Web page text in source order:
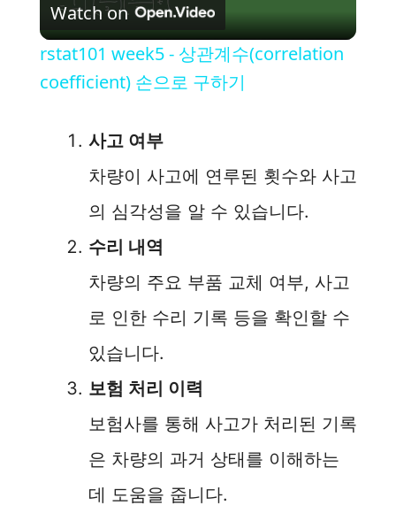
l
a
V
d
o
Watch on
rstat101 week5 - 상관계수(correlation
coefficient) 손으로 구하기
사고 여부
차량이 사고에 연루된 횟수와 사고
의 심각성을 알 수 있습니다.
수리 내역
차량의 주요 부품 교체 여부, 사고
로 인한 수리 기록 등을 확인할 수
있습니다.
보험 처리 이력
보험사를 통해 사고가 처리된 기록
은 차량의 과거 상태를 이해하는
데 도움을 줍니다.